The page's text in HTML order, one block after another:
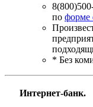
по форме
* Без
Интернет-банк.